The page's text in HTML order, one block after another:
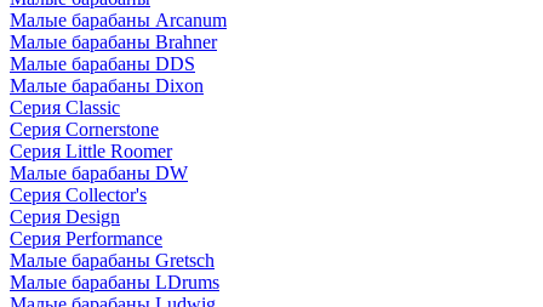
Малые барабаны Arcanum
Малые барабаны Brahner
Малые барабаны DDS
Малые барабаны Dixon
Серия Classic
Серия Cornerstone
Серия Little Roomer
Малые барабаны DW
Серия Collector's
Серия Design
Серия Performance
Малые барабаны Gretsch
Малые барабаны LDrums